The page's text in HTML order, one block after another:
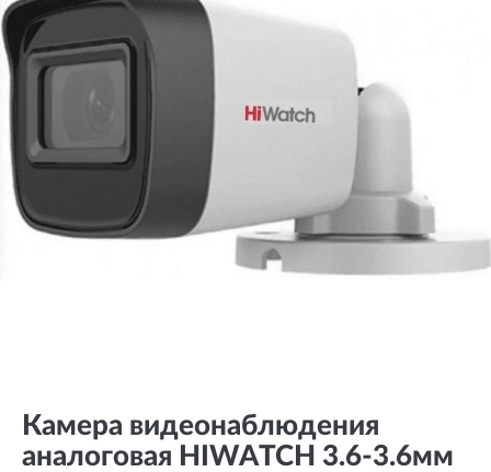
Камера видеонаблюдения
аналоговая HIWATCH 3.6-3.6мм